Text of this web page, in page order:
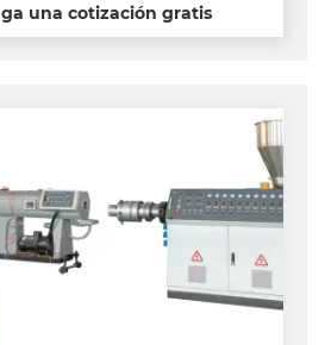
control de alta precisión y
de la materia prima.
una cotización gratis